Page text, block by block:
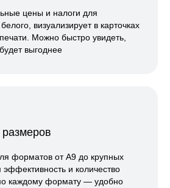
цены и налоги для
визуализирует в карточках
Можно быстро увидеть,
выгоднее
форматов от А9 до крупных
эффективность и количество
каждому формату — удобно